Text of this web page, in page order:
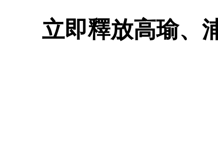
立即釋放高瑜、